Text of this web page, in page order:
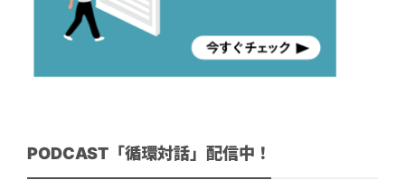
PODCAST「循環対話」配信中！